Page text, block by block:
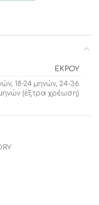
ΕΚΡΟΥ
18-24 μηνών, 24-36
(έξτρα χρέωση)